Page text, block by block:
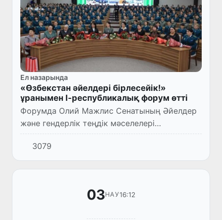
Ел назарында
«Өзбекстан әйелдері бірлесейік!»
ұранымен І-республикалық форум өтті
Форумда Олий Мажлис Сенатының Әйелдер
және гендерлік теңдік мәселелері
комитетінің төрайымы М. Қадирханова
баяндамасымен қатысты.
3079
03НАУ16:12